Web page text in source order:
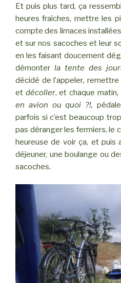
Et puis plus tard, ça
heures fraîches, mettre les
compte des limaces
et sur nos sacoches et leur
en les faisant doucement
démonter la tente des
décidé de l’appeler, remettre
et décoller, et chaque matin,
en avion ou quoi ?!,
parfois si c’est beaucoup
pas déranger les fermiers, le
heureuse de voir ça, et puis
déjeuner, une boulange ou
sacoches.